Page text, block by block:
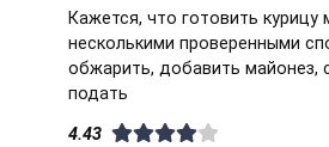
Кажется, что готовить
несколькими проверенными
обжарить, добавить майонез,
подать
4.43